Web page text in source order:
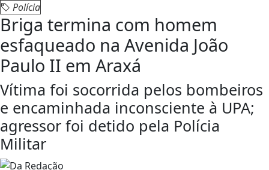
Polícia
Briga termina com homem
esfaqueado na Avenida João
Paulo II em Araxá
Vítima foi socorrida pelos bombeiros
e encaminhada inconsciente à UPA;
agressor foi detido pela Polícia
Militar